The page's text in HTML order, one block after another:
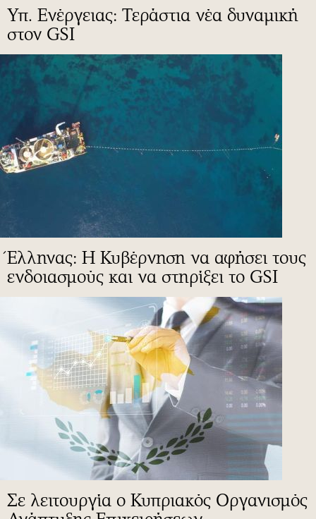
Υπ. Ενέργειας: Τεράστια νέα δυναμική
στον GSI
Έλληνας: Η Κυβέρνηση να αφήσει τους
ενδοιασμούς και να στηρίξει το GSI
Σε λειτουργία ο Κυπριακός Οργανισμός